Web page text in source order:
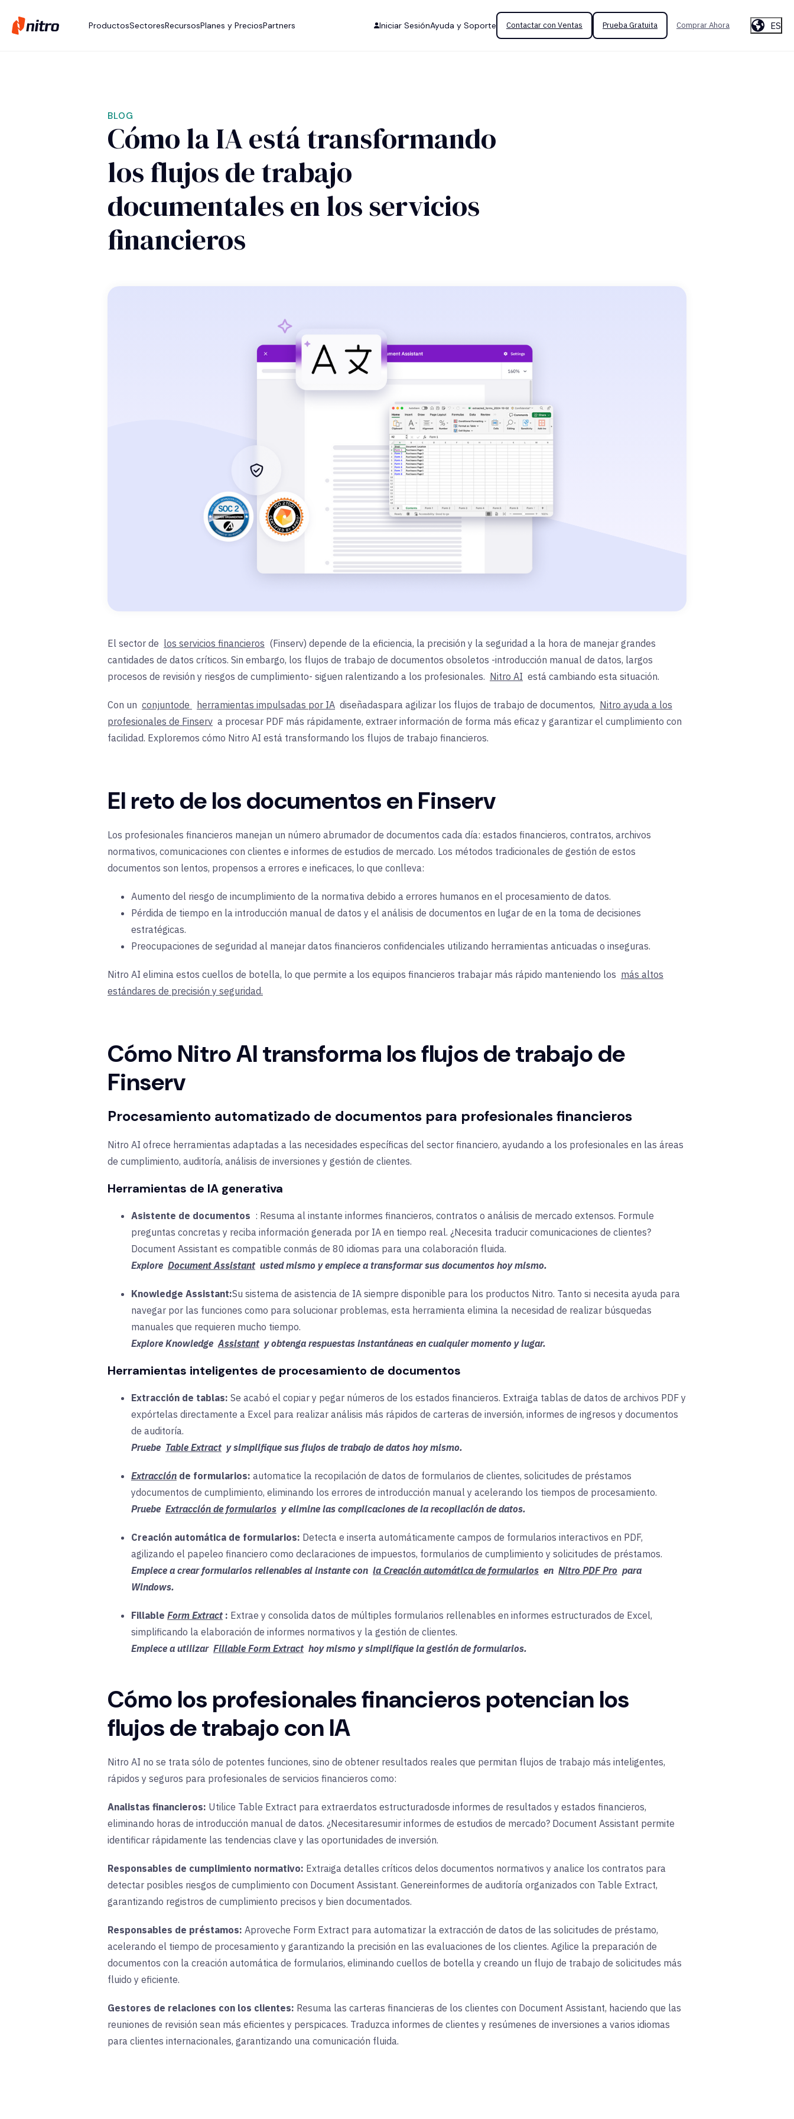
ProductosSectoresRecursosPlanes y PreciosPartners Iniciar SesiónAyuda y Soporte Contactar con Ventas Prueba Gratuita Comprar Ahora ES
BLOG
Cómo la IA está transformando
los flujos de trabajo
documentales en los servicios
financieros
El sector de los servicios financieros (Finserv) depende de la eficiencia, la precisión y la seguridad a la hora de manejar grandes
cantidades de datos críticos. Sin embargo, los flujos de trabajo de documentos obsoletos -introducción manual de datos, largos
procesos de revisión y riesgos de cumplimiento- siguen ralentizando a los profesionales. Nitro AI está cambiando esta situación.
Con un conjuntode herramientas impulsadas por IA diseñadaspara agilizar los flujos de trabajo de documentos, Nitro ayuda a los
profesionales de Finserv a procesar PDF más rápidamente, extraer información de forma más eficaz y garantizar el cumplimiento con
facilidad. Exploremos cómo Nitro AI está transformando los flujos de trabajo financieros.
El reto de los documentos en Finserv
Los profesionales financieros manejan un número abrumador de documentos cada día: estados financieros, contratos, archivos
normativos, comunicaciones con clientes e informes de estudios de mercado. Los métodos tradicionales de gestión de estos
documentos son lentos, propensos a errores e ineficaces, lo que conlleva:
Aumento del riesgo de incumplimiento de la normativa debido a errores humanos en el procesamiento de datos.
Pérdida de tiempo en la introducción manual de datos y el análisis de documentos en lugar de en la toma de decisiones
estratégicas.
Preocupaciones de seguridad al manejar datos financieros confidenciales utilizando herramientas anticuadas o inseguras.
Nitro AI elimina estos cuellos de botella, lo que permite a los equipos financieros trabajar más rápido manteniendo los más altos
estándares de precisión y seguridad.
Cómo Nitro AI transforma los flujos de trabajo de
Finserv
Procesamiento automatizado de documentos para profesionales financieros
Nitro AI ofrece herramientas adaptadas a las necesidades específicas del sector financiero, ayudando a los profesionales en las áreas
de cumplimiento, auditoría, análisis de inversiones y gestión de clientes.
Herramientas de IA generativa
Asistente de documentos : Resuma al instante informes financieros, contratos o análisis de mercado extensos. Formule
preguntas concretas y reciba información generada por IA en tiempo real. ¿Necesita traducir comunicaciones de clientes?
Document Assistant es compatible conmás de 80 idiomas para una colaboración fluida.
Explore Document Assistant usted mismo y empiece a transformar sus documentos hoy mismo.
Knowledge Assistant:Su sistema de asistencia de IA siempre disponible para los productos Nitro. Tanto si necesita ayuda para
navegar por las funciones como para solucionar problemas, esta herramienta elimina la necesidad de realizar búsquedas
manuales que requieren mucho tiempo.
Explore Knowledge Assistant y obtenga respuestas instantáneas en cualquier momento y lugar.
Herramientas inteligentes de procesamiento de documentos
Extracción de tablas: Se acabó el copiar y pegar números de los estados financieros. Extraiga tablas de datos de archivos PDF y
expórtelas directamente a Excel para realizar análisis más rápidos de carteras de inversión, informes de ingresos y documentos
de auditoría.
Pruebe Table Extract y simplifique sus flujos de trabajo de datos hoy mismo.
Extracción de formularios: automatice la recopilación de datos de formularios de clientes, solicitudes de préstamos
ydocumentos de cumplimiento, eliminando los errores de introducción manual y acelerando los tiempos de procesamiento.
Pruebe Extracción de formularios y elimine las complicaciones de la recopilación de datos.
Creación automática de formularios: Detecta e inserta automáticamente campos de formularios interactivos en PDF,
agilizando el papeleo financiero como declaraciones de impuestos, formularios de cumplimiento y solicitudes de préstamos.
Empiece a crear formularios rellenables al instante con la Creación automática de formularios en Nitro PDF Pro para
Windows.
Fillable Form Extract : Extrae y consolida datos de múltiples formularios rellenables en informes estructurados de Excel,
simplificando la elaboración de informes normativos y la gestión de clientes.
Empiece a utilizar Fillable Form Extract hoy mismo y simplifique la gestión de formularios.
Cómo los profesionales financieros potencian los
flujos de trabajo con IA
Nitro AI no se trata sólo de potentes funciones, sino de obtener resultados reales que permitan flujos de trabajo más inteligentes,
rápidos y seguros para profesionales de servicios financieros como:
Analistas financieros: Utilice Table Extract para extraerdatos estructuradosde informes de resultados y estados financieros,
eliminando horas de introducción manual de datos. ¿Necesitaresumir informes de estudios de mercado? Document Assistant permite
identificar rápidamente las tendencias clave y las oportunidades de inversión.
Responsables de cumplimiento normativo: Extraiga detalles críticos delos documentos normativos y analice los contratos para
detectar posibles riesgos de cumplimiento con Document Assistant. Genereinformes de auditoría organizados con Table Extract,
garantizando registros de cumplimiento precisos y bien documentados.
Responsables de préstamos: Aproveche Form Extract para automatizar la extracción de datos de las solicitudes de préstamo,
acelerando el tiempo de procesamiento y garantizando la precisión en las evaluaciones de los clientes. Agilice la preparación de
documentos con la creación automática de formularios, eliminando cuellos de botella y creando un flujo de trabajo de solicitudes más
fluido y eficiente.
Gestores de relaciones con los clientes: Resuma las carteras financieras de los clientes con Document Assistant, haciendo que las
reuniones de revisión sean más eficientes y perspicaces. Traduzca informes de clientes y resúmenes de inversiones a varios idiomas
para clientes internacionales, garantizando una comunicación fluida.